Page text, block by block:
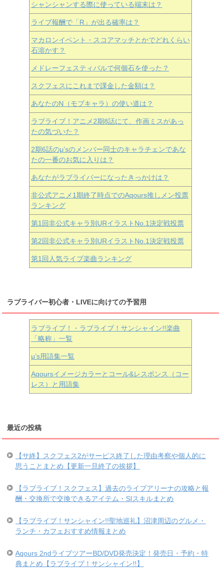
シャンシャンする際に使っている端末は？
ライブ報酬で「R」が出る確率は？
マカロンイベント・スコアマッチとかでどれくらい
石溶かす？
メドレーフェスティバルで何個石を使った？
スクフェスにこれまで課金した金額は？
あなたのN（モブキャラ）の使い道は？
ラブライブ！アニメ2期8話にて、作画ミスがあっ
たの気づいた？
2期6話のμ’sのメンバー同士のキャラチェンであな
たの一番のお気に入りは？
あなたがラブライバーになったきっかけは？
非公式アニメ1期終了時点でのAqours推しメン投票
ランキング
第1回非公式キャラ別URイラストNo.1決定戦投票
第2回非公式キャラ別URイラストNo.1決定戦投票
第1回人気ライブ楽曲ランキング
ラブライバー初心者・LIVEに向けての予習用
ラブライブ！・ラブライブ！サンシャイン!!楽曲
「略称」一覧
μ’s用語集一覧
Aqoursイメージカラーとコール&レスポンス（コー
レス）と用語集
最近の投稿
【サ終】スクフェス2がサービス終了した理由考察や個人的に
思うことまとめ【更新一旦終了の挨拶】
【ラブライブ！スクフェス】過去のライブアリーナの攻略と報
酬・交換所で交換できるアイテム・SIスキルまとめ
【ラブライブ！サンシャイン!!聖地巡礼】沼津周辺のグルメ・
ランチ・カフェおすすめ情報まとめ
Aqours 2ndライブツアーBD/DVD発売決定！発売日・予約・特
典まとめ【ラブライブ！サンシャイン!!】